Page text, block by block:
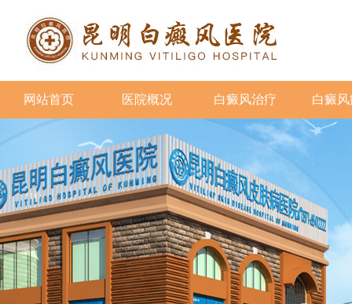
网站首页 医院概况 白癜风治疗 白癜